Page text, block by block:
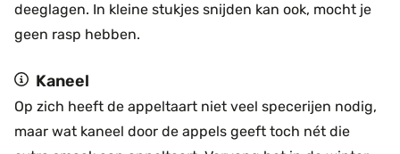
deeglagen. In kleine stukjes snijden kan ook, mocht je
geen rasp hebben.
Kaneel
Op zich heeft de appeltaart niet veel specerijen nodig,
maar wat kaneel door de appels geeft toch nét die